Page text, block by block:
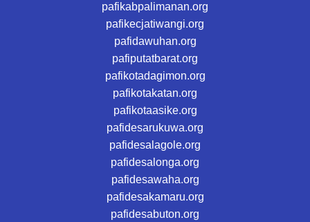
pafikabpalimanan.org
pafikecjatiwangi.org
pafidawuhan.org
pafiputatbarat.org
pafikotadagimon.org
pafikotakatan.org
pafikotaasike.org
pafidesarukuwa.org
pafidesalagole.org
pafidesalonga.org
pafidesawaha.org
pafidesakamaru.org
pafidesabuton.org